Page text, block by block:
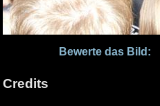
Bewerte das Bild:
Credits